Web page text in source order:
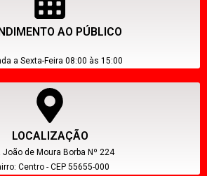
AO PÚBLICO
a Sexta-Feira 08:00 às 15:00
LOCALIZAÇÃO
João de Moura Borba Nº 224
Centro - CEP 55655-000